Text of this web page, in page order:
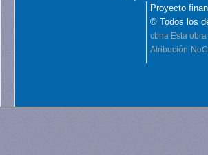
Proyecto
© Todos los
cbna Esta
Atribución-